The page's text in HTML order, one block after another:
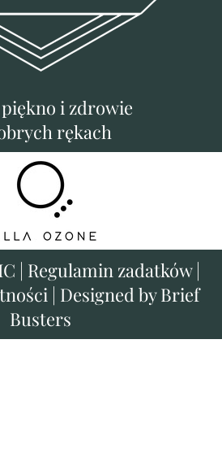
i zdrowie
rękach
| Regulamin zadatków|
| Designed by Brief
Busters